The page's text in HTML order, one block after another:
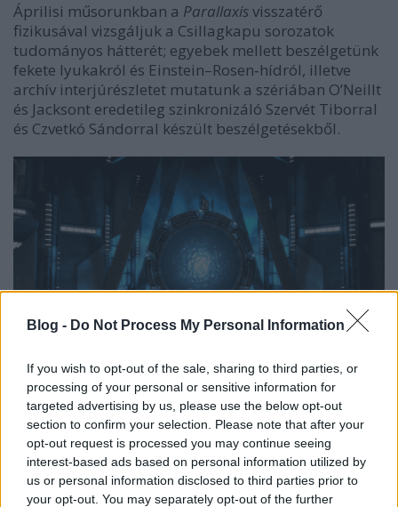
Blog - Do Not Process My Personal Information
If you wish to opt-out of the sale, sharing to third parties, or
processing of your personal or sensitive information for
targeted advertising by us, please use the below opt-out
section to confirm your selection. Please note that after your
opt-out request is processed you may continue seeing
interest-based ads based on personal information utilized by
us or personal information disclosed to third parties prior to
your opt-out. You may separately opt-out of the further
Áprilisi műsorunkban a Parallaxisvisszatérő
fizikusával vizsgáljuk a Csillagkapu sorozatok
tudományos hátterét; egyebek mellett beszélgetünk
fekete lyukakról és Einstein–Rosen‑hídról, illetve
archív interjúrészletet mutatunk a szériában O’Neillt
és Jacksont eredetileg szinkronizáló Szervét Tiborral
és Czvetkó Sándorral készült beszélgetésekből.
Az áprilisiParallaxisbólkiderül, hogyÁdámnak van
egyAtlantiszostetoválása, és megtudhatjuk, mit
gondol aCsillagkapu SG1sorozatról a széria két
eredeti magyar hangja, Szervét Tibor és Czvetkó
Sándor, illetve hogy milyen viszony főzi őket a sci-
fihez.